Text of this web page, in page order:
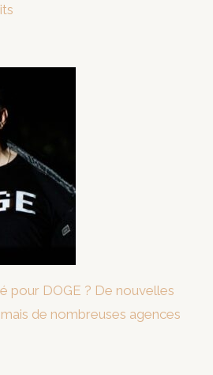
pour DOGE ? De nouvelles
de nombreuses agences